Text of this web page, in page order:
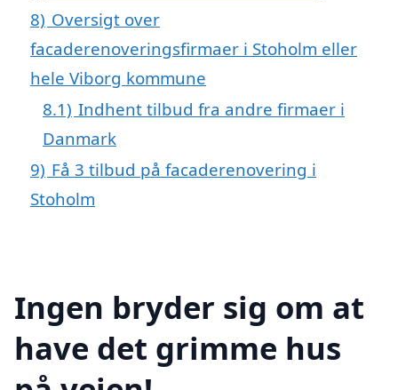
8) Oversigt over
facaderenoveringsfirmaer i Stoholm eller
hele Viborg kommune
8.1) Indhent tilbud fra andre firmaer i
Danmark
9) Få 3 tilbud på facaderenovering i
Stoholm
Ingen bryder sig om at
have det grimme hus